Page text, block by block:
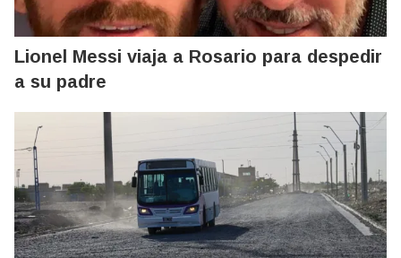
Lionel Messi viaja a Rosario para despedir
a su padre